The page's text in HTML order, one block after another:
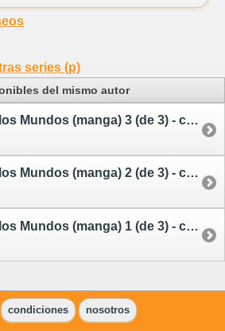
series (p)
del mismo autor
La Guerra de los Mundos (manga) 3 (de 3) - cómic
La Guerra de los Mundos (manga) 2 (de 3) - cómic
La Guerra de los Mundos (manga) 1 (de 3) - cómic
condiciones nosotros